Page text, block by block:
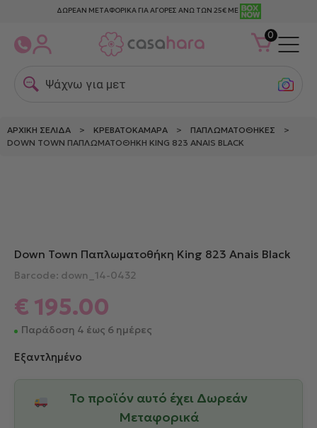
ΔΩΡΕΑΝ ΜΕΤΑΦΟΡΙΚΑ ΓΙΑ ΑΓΟΡΕΣ ΑΝΩ ΤΩΝ 25€ ΜΕ
0
Ψάχνω για μεταξω
ΑΡΧΙΚΉ ΣΕΛΊΔΑ > ΚΡΕΒΑΤΟΚΆΜΑΡΑ > ΠΑΠΛΩΜΑΤΟΘΉΚΕΣ >
DOWN TOWN ΠΑΠΛΩΜΑΤΟΘΉΚΗ KING 823 ANAIS BLACK
Down Town Παπλωματοθήκη King 823 Anais Black
Barcode: down_14-0432
€ 195.00
Παράδοση 4 έως 6 ημέρες
Εξαντλημένο
Το προϊόν αυτό έχει Δωρεάν
Μεταφορικά